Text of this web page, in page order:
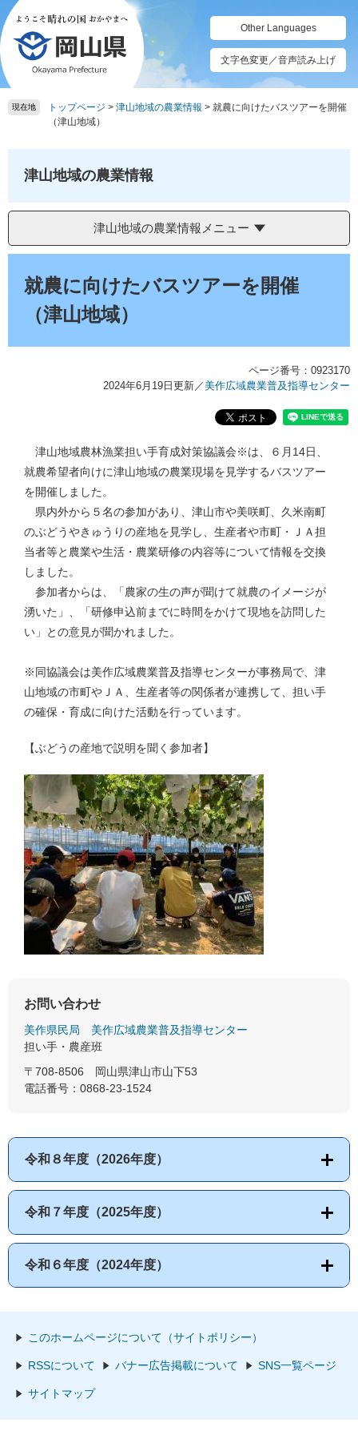
ペ
ー
ジ
の
先
頭
メ
ニ
ュ
ー
を
飛
Other Languages
文字色変更／音声読み上げ
現在地 トップページ > 津山地域の農業情報 > 就農に向けたバスツアーを開催
（津山地域）
津山地域の農業情報
津山地域の農業情報メニュー
就農に向けたバスツアーを開催
（津山地域）
ページ番号：0923170
2024年6月19日更新／美作広域農業普及指導センター
津山地域農林漁業担い手育成対策協議会※は、６月14日、
就農希望者向けに津山地域の農業現場を見学するバスツアー
を開催しました。
県内外から５名の参加があり、津山市や美咲町、久米南町
のぶどうやきゅうりの産地を見学し、生産者や市町・ＪＡ担
当者等と農業や生活・農業研修の内容等について情報を交換
しました。
参加者からは、「農家の生の声が聞けて就農のイメージが
湧いた」、「研修申込前までに時間をかけて現地を訪問した
い」との意見が聞かれました。
※同協議会は美作広域農業普及指導センターが事務局で、津
山地域の市町やＪＡ、生産者等の関係者が連携して、担い手
の確保・育成に向けた活動を行っています。
【ぶどうの産地で説明を聞く参加者】
お問い合わせ
美作県民局
美作広域農業普及指導センター
担い手・農産班
〒708-8506
岡山県津山市山下53
電話番号：0868-23-1524
令和８年度（2026年度）
令和７年度（2025年度）
令和６年度（2024年度）
このホームページについて（サイトポリシー）
RSSについて バナー広告掲載について SNS一覧ページ
サイトマップ